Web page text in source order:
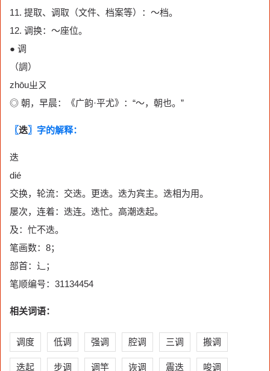
11. 提取、调取（文件、档案等）：～档。
12. 调换：～座位。
● 调
（調）
zhōuㄓㄡ
◎ 朝，早晨：《广韵·平尤》：“～，朝也。”
〖迭〗字的解释：
迭
dié
交换，轮流：交迭。更迭。迭为宾主。迭相为用。
屡次，连着：迭连。迭忙。高潮迭起。
及：忙不迭。
笔画数：8；
部首：辶；
笔顺编号：31134454
相关词语：
调度 低调 强调 腔调 三调 搬调
迭起 步调 调竽 诙调 震迭 唆调